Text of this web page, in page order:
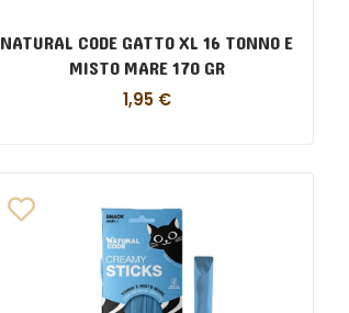
NATURAL CODE GATTO XL 16 TONNO E
MISTO MARE 170 GR
1,95 €